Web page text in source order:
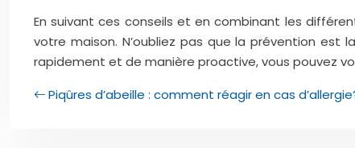
En suivant ces conseils et en combinant les
votre maison. N’oubliez pas que la prévention
rapidement et de manière proactive, vous pouvez
Piqûres d’abeille : comment réagir en cas